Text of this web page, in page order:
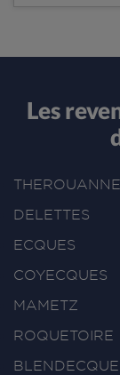
Les
THEROUANNE
DELETTES
ECQUES
COYECQUES
MAMETZ
ROQUETOIRE